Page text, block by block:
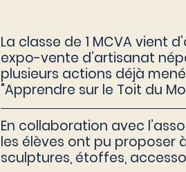
La classe de 1 MCVA vient
expo-vente d’artisanat
plusieurs actions déjà
"Apprendre sur le Toit du
En collaboration avec
les élèves ont pu proposer
sculptures, étoffes,